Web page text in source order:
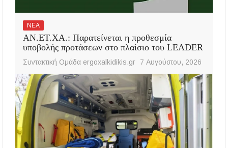
ΝΕΑ
ΑΝ.ΕΤ.ΧΑ.: Παρατείνεται η προθεσμία
υποβολής προτάσεων στο πλαίσιο του LEADER
Συντακτική Ομάδα ergoxalkidikis.gr 7 Αυγούστου, 2026